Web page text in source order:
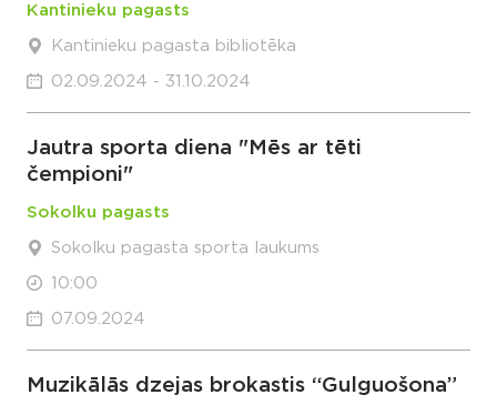
Kantinieku pagasts
Kantinieku pagasta bibliotēka
02.09.2024 - 31.10.2024
Jautra sporta diena "Mēs ar tēti
čempioni"
Sokolku pagasts
Sokolku pagasta sporta laukums
10:00
07.09.2024
Muzikālās dzejas brokastis “Gulguošona”